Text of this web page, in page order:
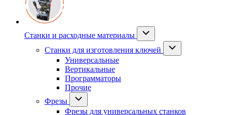
Станки и расходные материалы
Станки для изготовления ключей
Универсальные
Вертикальные
Программаторы
Прочие
Фрезы
Фрезы для универсальных станков